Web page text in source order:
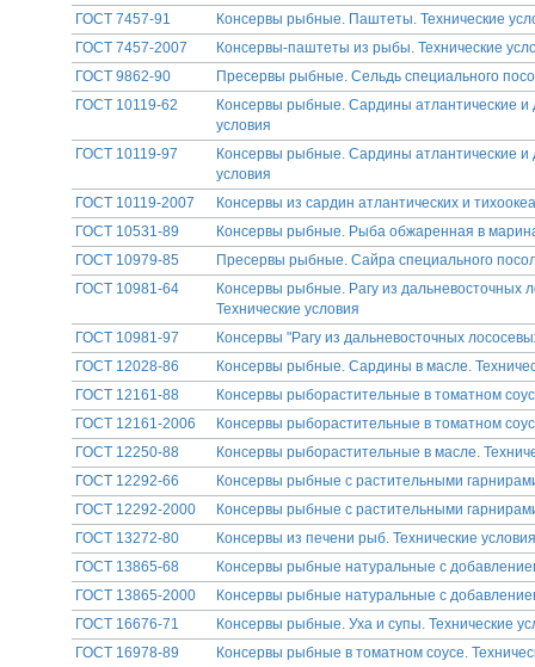
ГОСТ 7457-91
Консервы рыбные. Паштеты. Технические
ГОСТ 7457-2007
Консервы-паштеты из рыбы. Технические
ГОСТ 9862-90
Пресервы рыбные. Сельдь специального
ГОСТ 10119-62
Консервы рыбные. Сардины атлантические и
условия
ГОСТ 10119-97
Консервы рыбные. Сардины атлантические и
условия
ГОСТ 10119-2007
Консервы из сардин атлантических и
ГОСТ 10531-89
Консервы рыбные. Рыба обжаренная в
ГОСТ 10979-85
Пресервы рыбные. Сайра специального
ГОСТ 10981-64
Консервы рыбные. Рагу из дальневосточных
Технические условия
ГОСТ 10981-97
Консервы "Рагу из дальневосточных
ГОСТ 12028-86
Консервы рыбные. Сардины в масле.
ГОСТ 12161-88
Консервы рыборастительные в томатном
ГОСТ 12161-2006
Консервы рыборастительные в томатном
ГОСТ 12250-88
Консервы рыборастительные в масле.
ГОСТ 12292-66
Консервы рыбные с растительными
ГОСТ 12292-2000
Консервы рыбные с растительными
ГОСТ 13272-80
Консервы из печени рыб. Технические условия
ГОСТ 13865-68
Консервы рыбные натуральные с
ГОСТ 13865-2000
Консервы рыбные натуральные с
ГОСТ 16676-71
Консервы рыбные. Уха и супы. Технические
ГОСТ 16978-89
Консервы рыбные в томатном соусе.